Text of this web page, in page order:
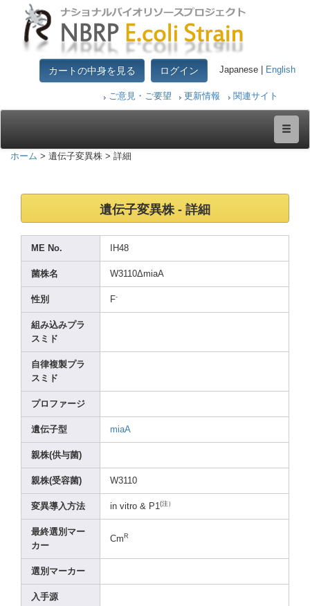
カートの中身を見る ログイン Japanese | English
ご意見・ご要望 更新情報 関連サイト
ホーム > 遺伝子変異株 > 詳細
遺伝子変異株 - 詳細
ME No. IH48
菌株名 W3110ΔmiaA
性別 F-
組み込みプラ
スミド
自律複製プラ
スミド
プロファージ
遺伝子型 miaA
親株(供与菌)
親株(受容菌) W3110
変異導入方法 in vitro & P1(注）
最終選別マー
カー
CmR
選別マーカー
入手源